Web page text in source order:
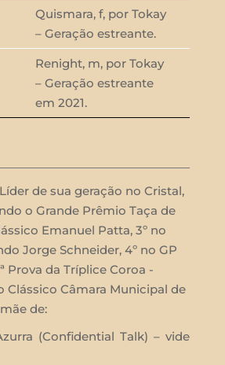
Quismara, f, por Tokay
– Geração estreante.
Renight, m, por Tokay
– Geração estreante
em 2021.
de sua geração no Cristal,
o Grande Prêmio Taça de
Emanuel Patta, 3º no
Jorge Schneider, 4º no GP
Prova da Tríplice Coroa -
Clássico Câmara Municipal de
de:
(Confidential Talk) – vide